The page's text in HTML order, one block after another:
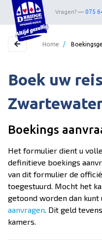
Vragen? 075
Home
Webshop
Nieuwsbrief
Contact
Wedstrijdleiders
Over Dekker-Bridge
Home /
Boek uw
Boekings
Het formulier dient u
definitieve boekings
van dit formulier de
toegestuurd. Mocht het
getoond worden dan kunt
aanvragen. Dit geld
kamers.